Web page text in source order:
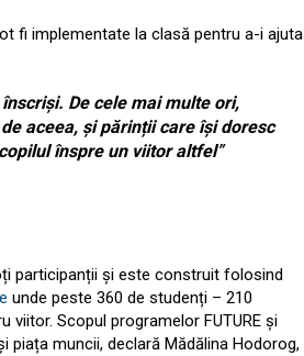
fi implementate la clasă pentru a-i ajuta
De cele mai multe ori,
aceea, și părinții care își doresc
înspre un viitor altfel”
participanții și este construit folosind
unde peste 360 de studenți – 210
Scopul programelor FUTURE și
piața muncii, declară Mădălina Hodorog,